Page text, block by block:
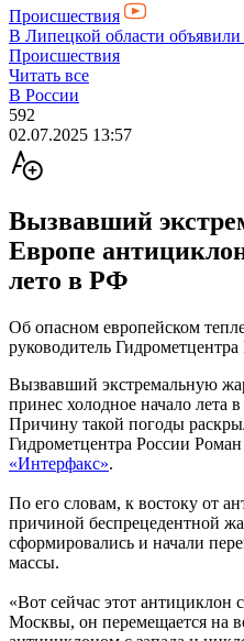
Происшествия
В Липецкой области объявили
Происшествия
Читать все
В России
592
02.07.2025 13:57
Вызвавший
Европе
лето в РФ
Об опасном европейском
руководитель
Вызвавший экстремальную
принес холодное начало лета
Причину такой погоды
Гидрометцентра России
«Интерфакс».
По его словам, к востоку от
причиной беспрецедентной
сформировались и начали
массы.
«Вот сейчас этот антициклон
Москвы, он перемещается на